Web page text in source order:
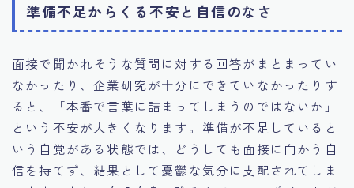
準備不足からくる不安と自信のなさ
面接で聞かれそうな質問に対する回答がまとまってい
なかったり、企業研究が十分にできていなかったりす
ると、「本番で言葉に詰まってしまうのではないか」
という不安が大きくなります。準備が不足していると
いう自覚がある状態では、どうしても面接に向かう自
信を持てず、結果として憂鬱な気分に支配されてしま